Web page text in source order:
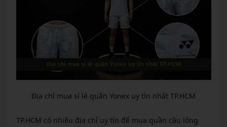
Địa chỉ mua sỉ lẻ quần Yonex uy tín nhất TP.HCM
TP.HCM có nhiều địa chỉ uy tín để mua quần cầu lông